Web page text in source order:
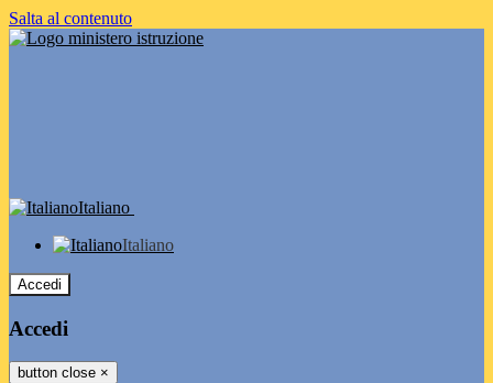
Salta al contenuto
Italiano
Italiano
Accedi
Accedi
button close ×